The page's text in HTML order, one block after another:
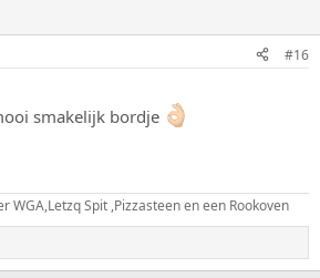
#16
smakelijk bordje
WGA,Letzq Spit ,Pizzasteen en een Rookoven